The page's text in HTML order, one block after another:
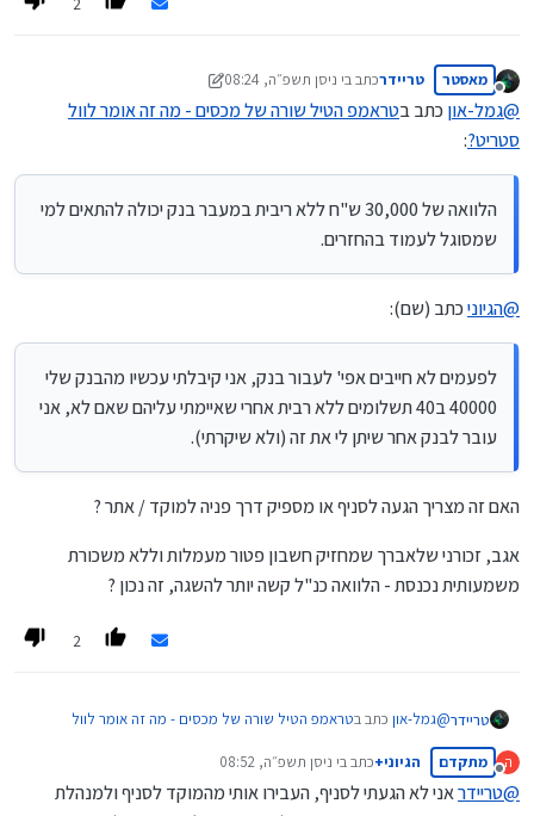
מנותק
מאסטר טריידרכתב בי ניסן תשפ״ה, 08:24
נערך לאחרונה על ידי טריידרי אב תשפ״ה, 08:29
@גמל-אוןכתב בטראמפ הטיל שורה של מכסים - מה זה אומר לוול
סטריט?:
הלוואה של 30,000 ש"ח ללא ריבית במעבר בנק יכולה להתאים למי
שמסוגל לעמוד בהחזרים.
@הגיוניכתב (שם):
לפעמים לא חייבים אפי' לעבור בנק, אני קיבלתי עכשיו מהבנק שלי
40000 ב40 תשלומים ללא רבית אחרי שאיימתי עליהם שאם לא, אני
עובר לבנק אחר שיתן לי את זה (ולא שיקרתי).
האם זה מצריך הגעה לסניף או מספיק דרך פניה למוקד / אתר ?
אגב, זכורני שלאברך שמחזיק חשבון פטור מעמלות וללא משכורת
משמעותית נכנסת - הלוואה כנ"ל קשה יותר להשגה, זה נכון ?
2
טריידר@גמל-און כתב בטראמפ הטיל שורה של מכסים - מה זה אומר לוול
הלוואה של 30,000 ש"ח ללא ריבית במעבר בנק יכולה להתאים
ה
מנותק
מתקדם הגיוני+כתב בי ניסן תשפ״ה, 08:52
נערך לאחרונה על ידי
@טריידראני לא הגעתי לסניף, העבירו אותי מהמוקד לסניף ולמנהלת